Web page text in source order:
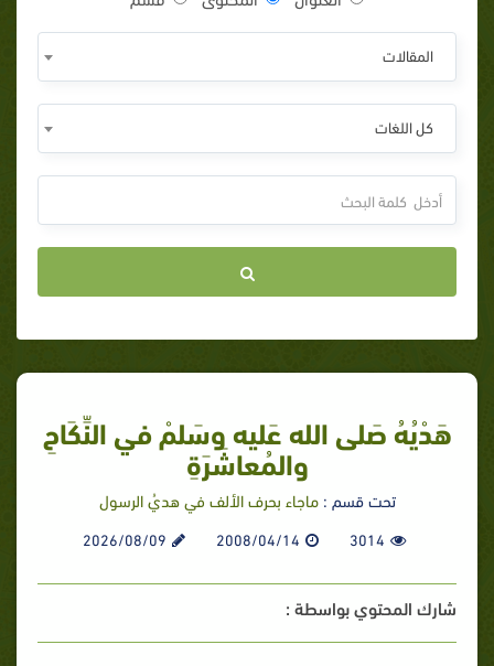
المقالات
كل اللغات
هَدْيُهُ صَلى الله عَليه وسَلمْ في النِّكَاحِ
والمُعاشَرَةِ
تحت قسم :ماجاء بحرف الألف في هديُ الرسول
3014
2008/04/14
2026/08/09
شارك المحتوي بواسطة :